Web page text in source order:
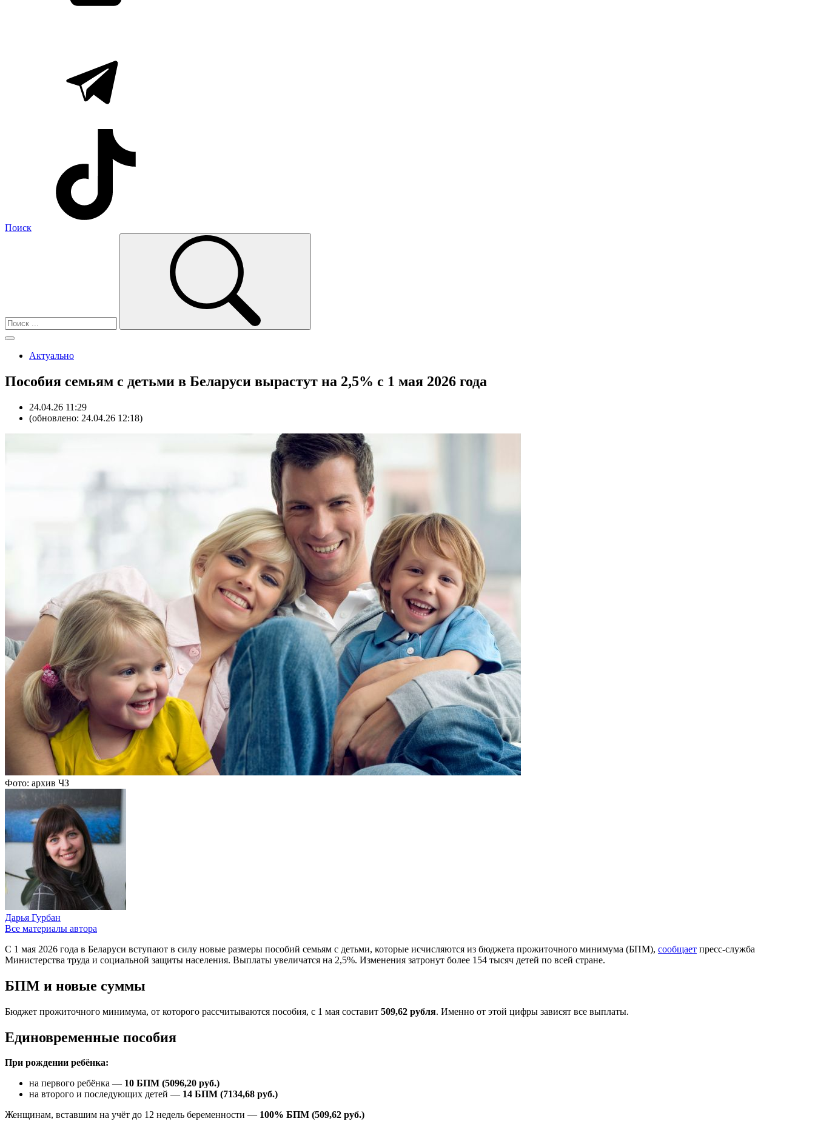
Поиск
Актуально
Пособия семьям с детьми в Беларуси вырастут на 2,5% с 1 мая 2026 года
24.04.26 11:29
(обновлено: 24.04.26 12:18)
Фото: архив ЧЗ
Дарья Гурбан
Все материалы автора
С 1 мая 2026 года в Беларуси вступают в силу новые размеры пособий семьям с детьми, которые исчисляются из бюджета прожиточного минимума (БПМ), сообщает пресс-служба
Министерства труда и социальной защиты населения. Выплаты увеличатся на 2,5%. Изменения затронут более 154 тысяч детей по всей стране.
БПМ и новые суммы
Бюджет прожиточного минимума, от которого рассчитываются пособия, с 1 мая составит 509,62 рубля. Именно от этой цифры зависят все выплаты.
Единовременные пособия
При рождении ребёнка:
на первого ребёнка — 10 БПМ (5096,20 руб.)
на второго и последующих детей — 14 БПМ (7134,68 руб.)
Женщинам, вставшим на учёт до 12 недель беременности — 100% БПМ (509,62 руб.)